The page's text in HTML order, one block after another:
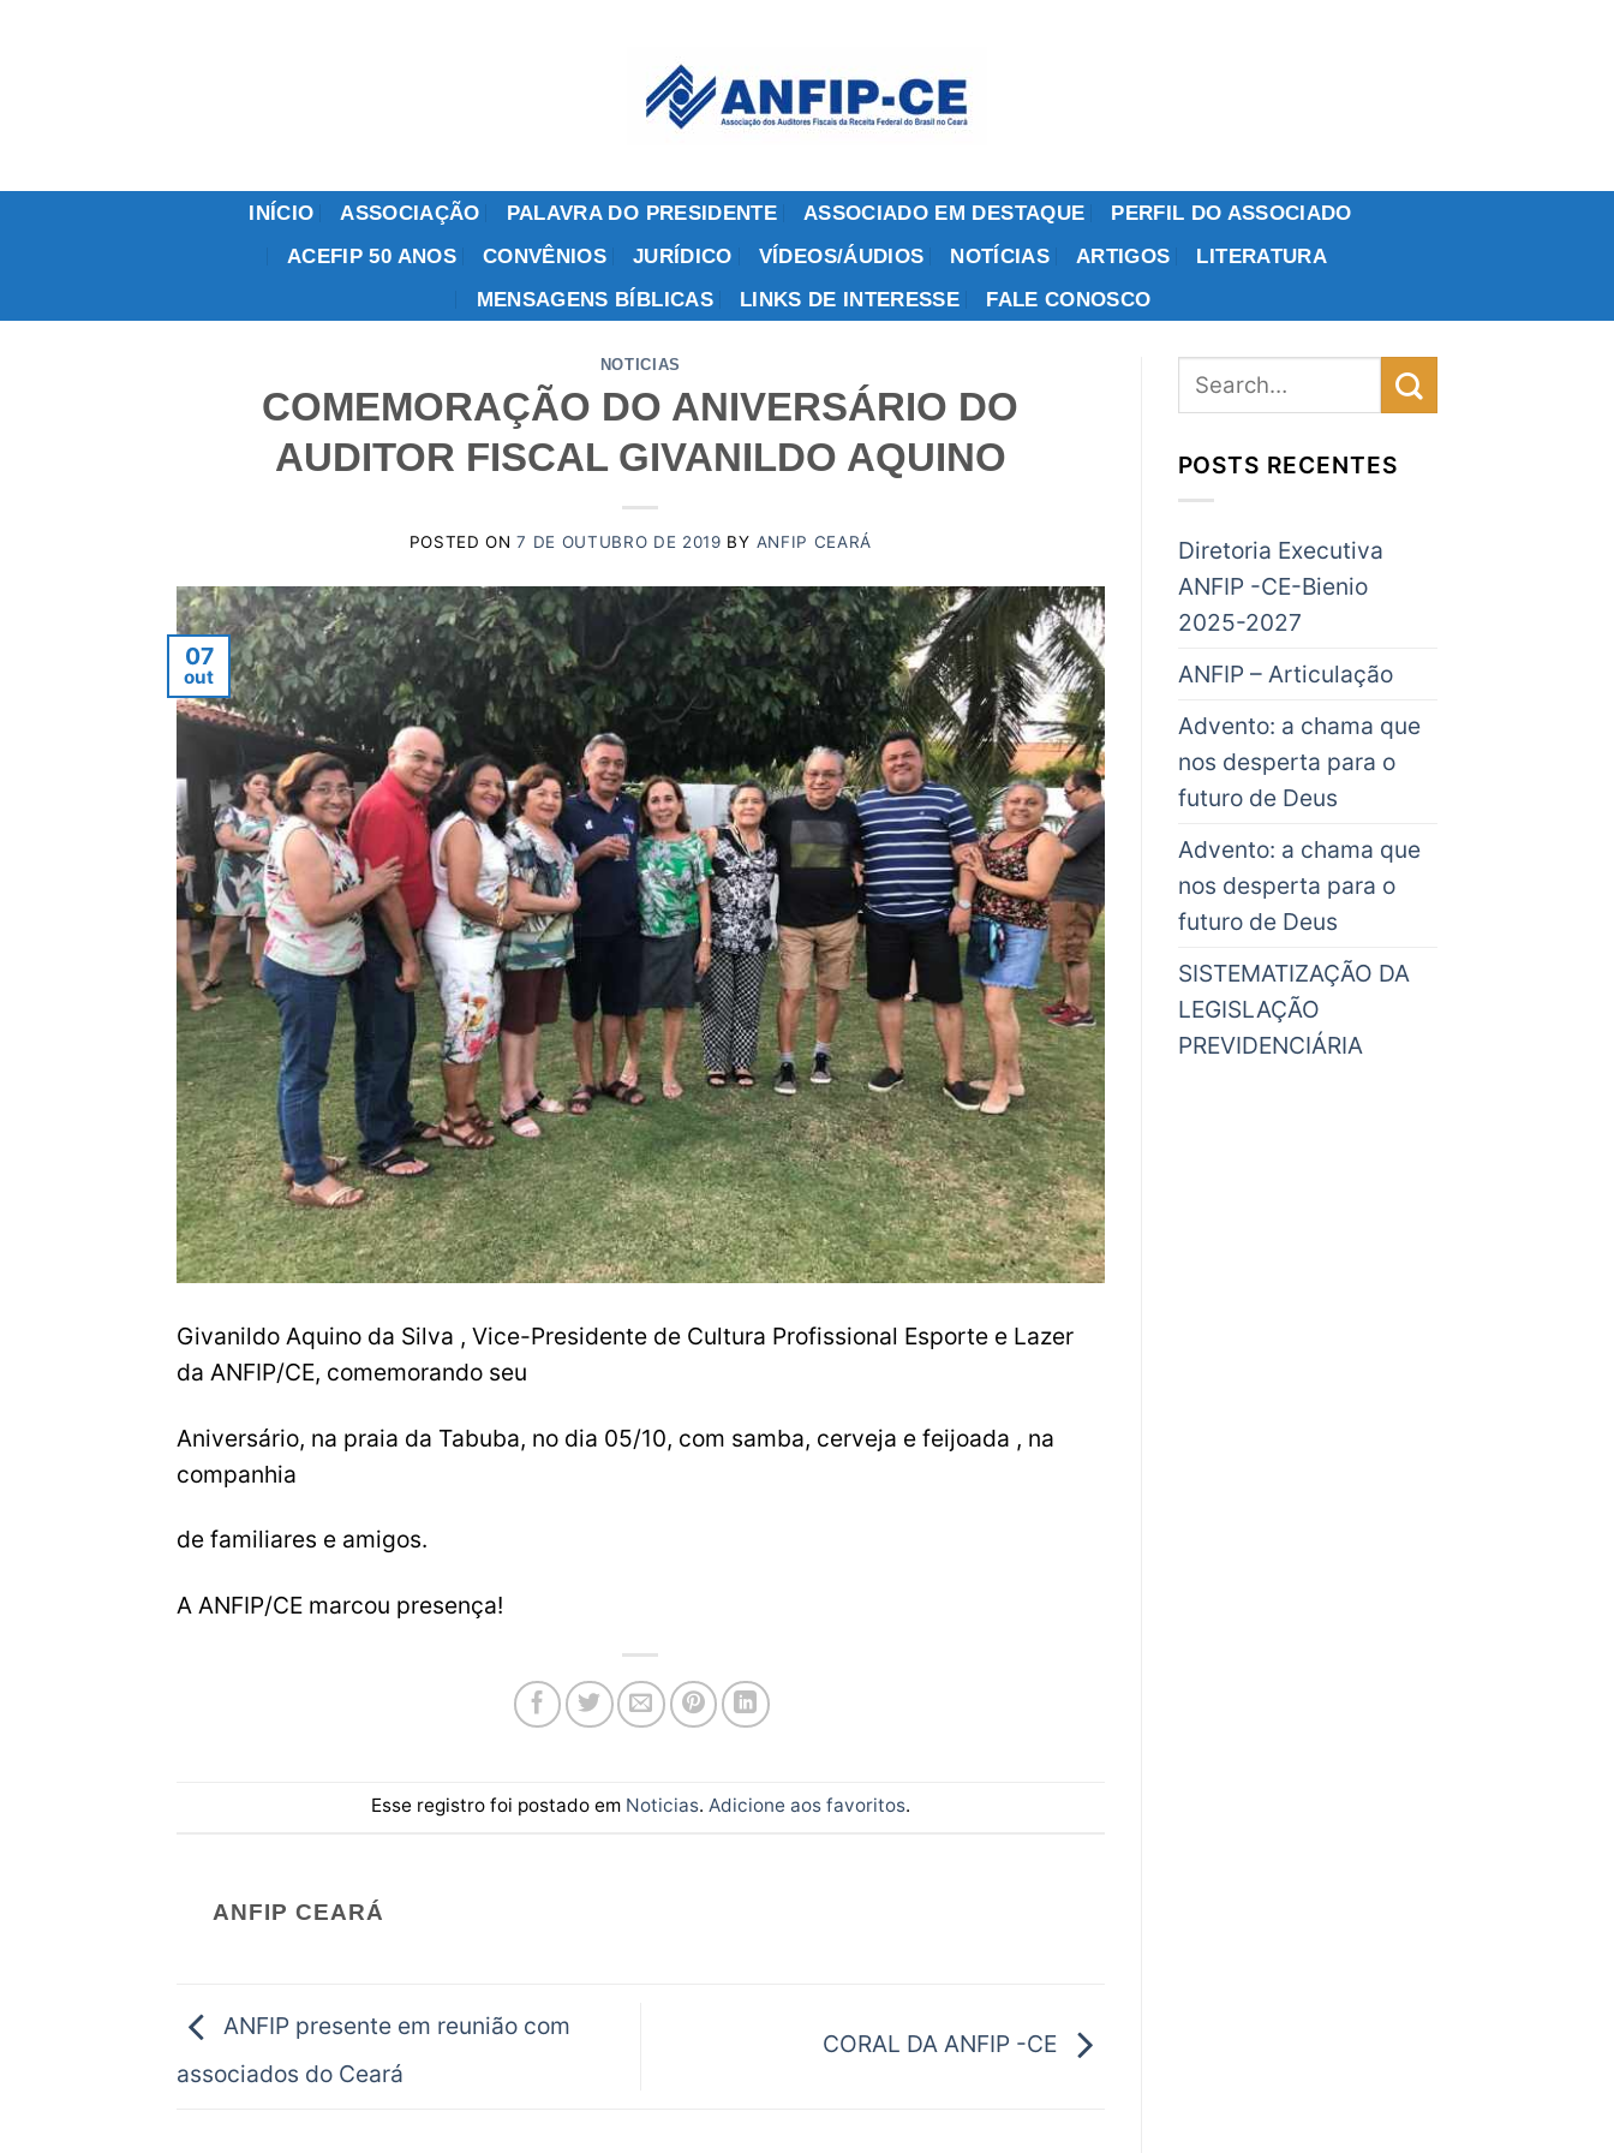
INÍCIO ASSOCIAÇÃO PALAVRA DO PRESIDENTE ASSOCIADO EM DESTAQUE
PERFIL DO ASSOCIADO
ACEFIP 50 ANOS
CONVÊNIOS JURÍDICO VÍDEOS/ÁUDIOS NOTÍCIAS ARTIGOS
LITERATURA
MENSAGENS BÍBLICAS
LINKS DE INTERESSE FALE CONOSCO
NOTICIAS
COMEMORAÇÃO DO ANIVERSÁRIO DO
AUDITOR FISCAL GIVANILDO AQUINO
POSTED ON7 DE OUTUBRO DE 2019 BY ANFIP CEARÁ
07
out
Givanildo Aquino da Silva , Vice-Presidente de Cultura Profissional Esporte e Lazer
da ANFIP/CE, comemorando seu
Aniversário, na praia da Tabuba, no dia 05/10, com samba, cerveja e feijoada , na
companhia
de familiares e amigos.
A ANFIP/CE marcou presença!
Esse registro foi postado em Noticias. Adicione aos favoritos.
ANFIP CEARÁ
ANFIP presente em reunião com
associados do Ceará
CORAL DA ANFIP -CE
POSTS RECENTES
Diretoria Executiva
ANFIP -CE-Bienio
2025-2027
ANFIP – Articulação
Advento: a chama que
nos desperta para o
futuro de Deus
Advento: a chama que
nos desperta para o
futuro de Deus
SISTEMATIZAÇÃO DA
LEGISLAÇÃO
PREVIDENCIÁRIA